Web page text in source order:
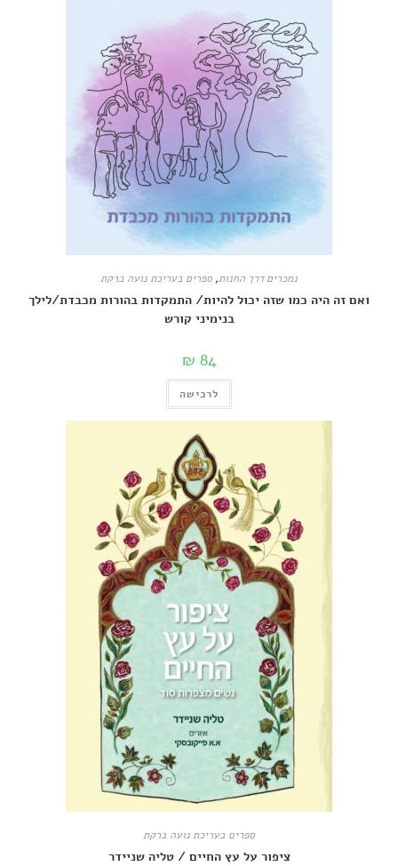
נמכרים דרך החנות, ספרים בעריכת נועה ברקת
ואם זה היה כמו שזה יכול להיות/ התמקדות בהורות מכבדת/לילך
בנימיני קורש
₪ 84
לרכישה
ספרים בעריכת נועה ברקת
ציפור על עץ החיים / טליה שניידר